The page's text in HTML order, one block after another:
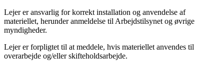
Lejer er ansvarlig for korrekt installation og anvendelse af
materiellet, herunder anmeldelse til Arbejdstilsynet og øvrige
myndigheder.
Lejer er forpligtet til at meddele, hvis materiellet anvendes til
overarbejde og/eller skifteholdsarbejde.